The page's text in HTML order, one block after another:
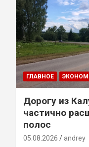
ГЛАВНОЕ
Дорогу из
частично
полос
05.08.2026 andrey